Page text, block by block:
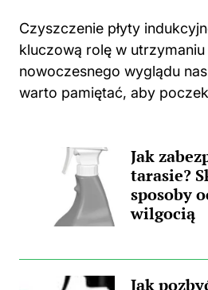
Czyszczenie płyty
kluczową rolę w
nowoczesnego wyglądu
warto pamiętać, aby
powierzchni może
nieprzyjemnych zapachów,
Jak
tarasie?
sposoby
wilgocią
Jak